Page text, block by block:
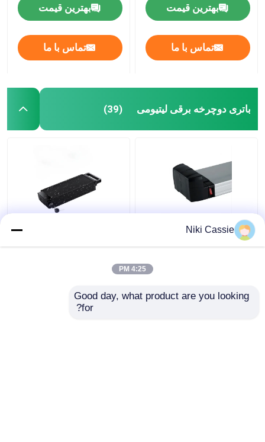
بهترین قیمت
تماس با ما
بهترین قیمت
تماس با ما
باتری دوچرخه برقی لیتیومی (39)
برقی لیتیوم باتری قاب
باتری دوچرخه برقی BMS
Niki Cassie
4:25 PM
Good day, what product are you looking
for?